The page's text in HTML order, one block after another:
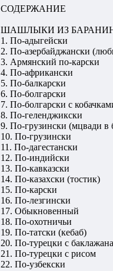
СОДЕРЖАНИЕ
ШАШЛЫКИ ИЗ
1. По-адыгейски
2. По-азербайджански
3. Армянский по-карски
4. По-африкански
5. По-балкарски
6. По-болгарски
7. По-болгарски с
8. По-геленджикски
9. По-грузински (мцвади в
10. По-грузински
11. По-дагестански
12. По-индийски
13. По-кавказски
14. По-казахски (тостик)
15. По-карски
16. По-лезгински
17. Обыкновенный
18. По-охотничьи
19. По-татски (кебаб)
20. По-турецки с
21. По-турецки с рисом
22. По-узбекски